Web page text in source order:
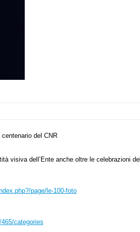
del CNR
visiva dell’Ente anche oltre le celebrazioni del
page/le-100-foto
categories